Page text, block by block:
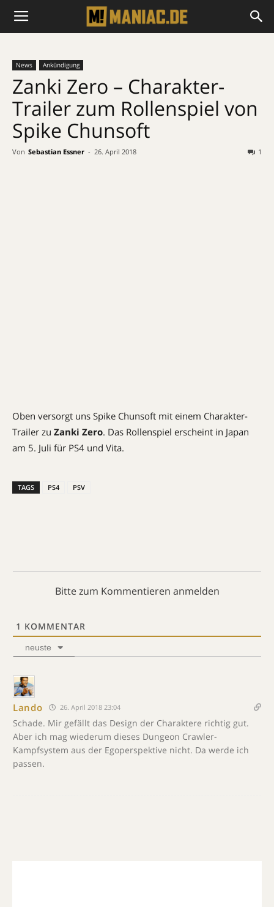
News Ankündigung
Zanki Zero – Charakter-
Trailer zum Rollenspiel von
Spike Chunsoft
Von Sebastian Essner - 26. April 2018 1
Oben versorgt uns Spike Chunsoft mit einem Charakter-
Trailer zu Zanki Zero. Das Rollenspiel erscheint in Japan
am 5. Juli für PS4 und Vita.
TAGS PS4 PSV
Bitte zum Kommentieren anmelden
1 KOMMENTAR
neuste
Lando 26. April 2018 23:04
Schade. Mir gefällt das Design der Charaktere richtig gut.
Aber ich mag wiederum dieses Dungeon Crawler-
Kampfsystem aus der Egoperspektive nicht. Da werde ich
passen.